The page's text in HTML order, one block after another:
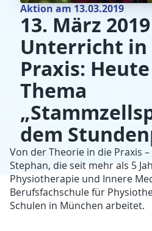
Aktion am 13.03.2019
13. März
Unterricht in
Praxis:
Thema
dem
Von der Theorie in die Praxis
Stephan, die seit mehr als 5
Physiotherapie und Innere
Berufsfachschule für
Schulen in München arbeitet.